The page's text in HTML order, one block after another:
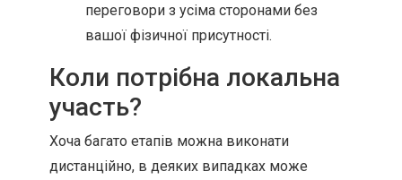
переговори з усіма сторонами без
вашої фізичної присутності.
Коли потрібна локальна
участь?
Хоча багато етапів можна виконати
дистанційно, в деяких випадках може